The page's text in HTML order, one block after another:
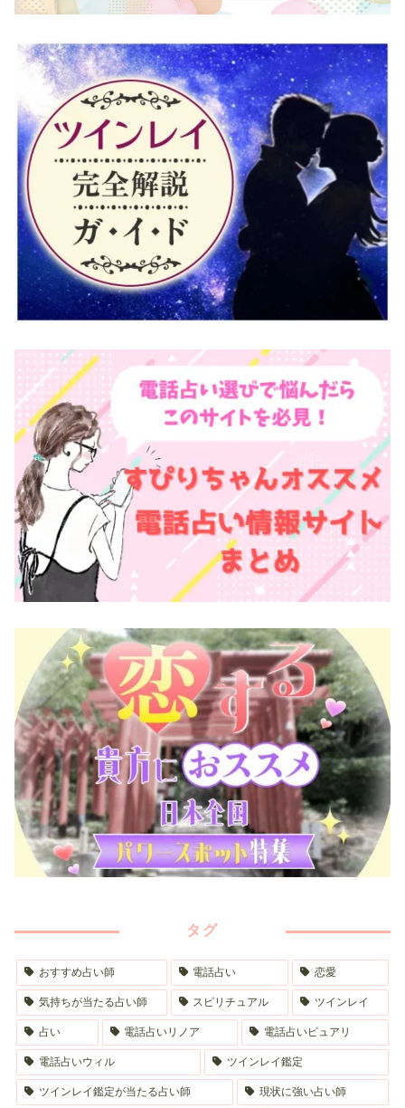
タグ
おすすめ占い師 電話占い 恋愛
気持ちが当たる占い師 スピリチュアル ツインレイ
占い 電話占いリノア 電話占いピュアリ
電話占いウィル ツインレイ鑑定
ツインレイ鑑定が当たる占い師 現状に強い占い師